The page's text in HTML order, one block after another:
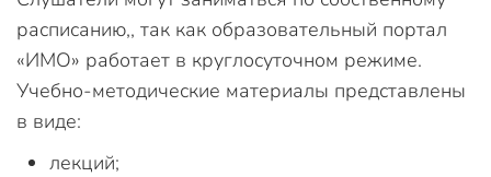
расписанию,, так как образовательный портал
«ИМО» работает в круглосуточном режиме.
Учебно-методические материалы представлены
в виде:
лекций;